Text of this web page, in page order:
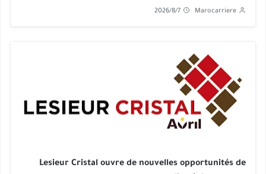
Marocarriere
2026/8/7
Lesieur Cristal ouvre de nouvelles opportunités de